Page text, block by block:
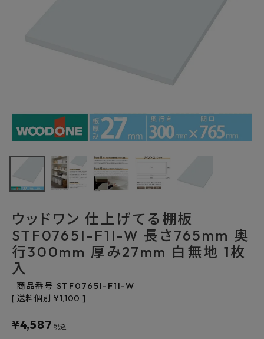
ウッドワン 仕上げ
STF0765I-F1I-
W 長さ765mm 奥
行300mm 厚み
(税込)
FAX注文はこちらから
カテゴリーから選ぶ
メーカーから選ぶ
ご利用ガイド
ウッドワン 仕上げてる棚板
STF0765I-F1I-W 長さ765mm 奥
行300mm 厚み27mm 白無地 1枚
入
商品番号 STF0765I-F1I-W
送料個別 ¥1,100
¥4,587 税込